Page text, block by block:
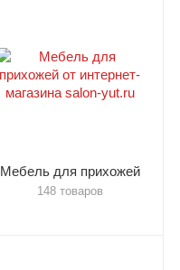
Мебель для прихожей
148 товаров